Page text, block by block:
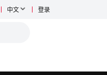
中文 登录